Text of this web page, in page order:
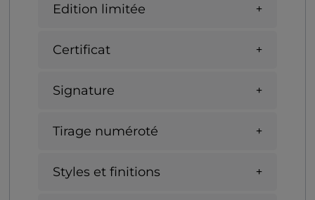
Edition limitée
Certificat
Signature
Tirage numéroté
Styles et finitions